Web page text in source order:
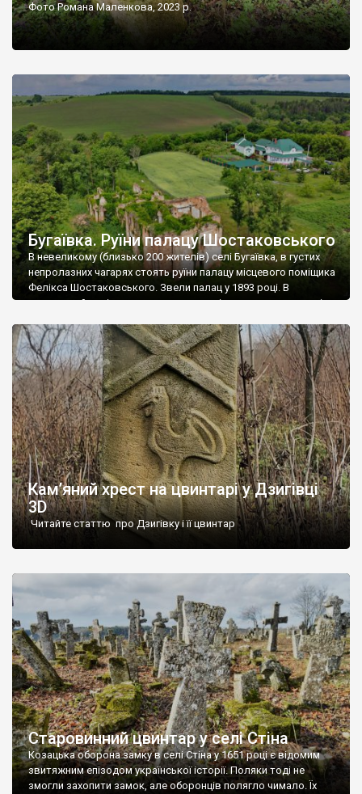
Фото Романа Маленкова, 2023 р.
Бугаївка. Руїни палацу Шостаковського
В невеликому (близько 200 жителів) селі Бугаївка, в густих
непролазних чагарях стоять руїни палацу місцевого поміщика
Фелікса Шостаковського. Звели палац у 1893 році. В
радянський період у ньому спочатку містилася школа, потім
століття тут розмістили туберкульозну лікарню. Коли із
палацу виїхала лікарня – ми точно не […]
Кам’яний хрест на цвинтарі у Дзигівці
3D
Читайте статтю про Дзигівку і її цвинтар
Старовинний цвинтар у селі Стіна
Козацька оборона замку в селі Стіна у 1651 році є відомим
звитяжним епізодом української історії. Поляки тоді не
змогли захопити замок, але оборонців полягло чимало. Їх